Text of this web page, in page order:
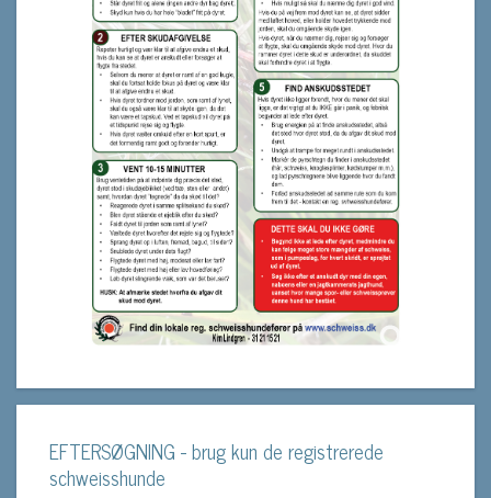
EFTERSØGNING - brug kun de registrerede
schweisshunde